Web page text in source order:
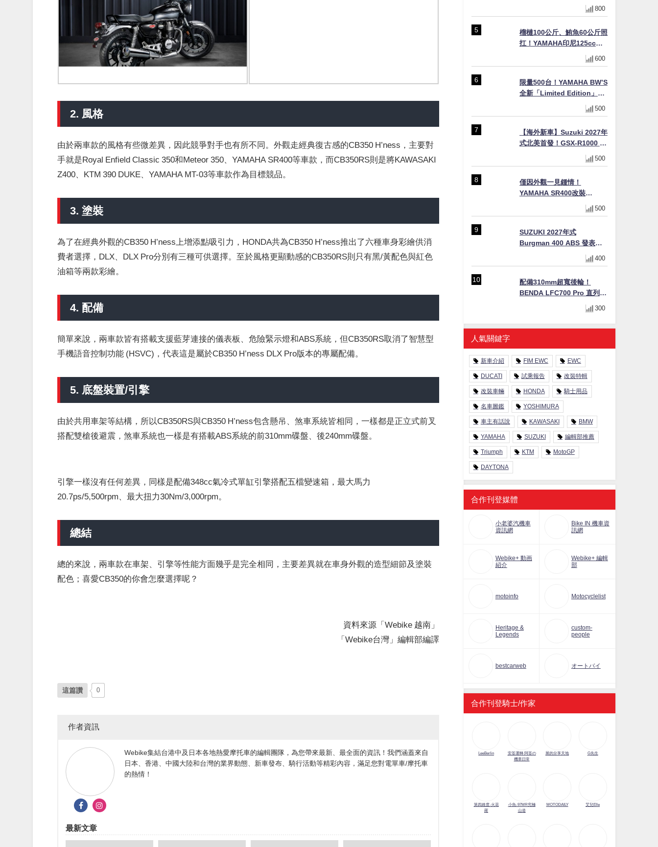
2. 風格
由於兩車款的風格有些微差異，因此競爭對手也有所不同。外觀走經典復古感的CB350 H’ness，主要對
手就是Royal Enfield Classic 350和Meteor 350、YAMAHA SR400等車款，而CB350RS則是將KAWASAKI
Z400、KTM 390 DUKE、YAMAHA MT-03等車款作為目標競品。
3. 塗裝
為了在經典外觀的CB350 H’ness上增添點吸引力，HONDA共為CB350 H’ness推出了六種車身彩繪供消
費者選擇，DLX、DLX Pro分別有三種可供選擇。至於風格更顯動感的CB350RS則只有黑/黃配色與紅色
油箱等兩款彩繪。
4. 配備
簡單來說，兩車款皆有搭載支援藍芽連接的儀表板、危險緊示燈和ABS系統，但CB350RS取消了智慧型
手機語音控制功能 (HSVC)，代表這是屬於CB350 H’ness DLX Pro版本的專屬配備。
5. 底盤裝置/引擎
由於共用車架等結構，所以CB350RS與CB350 H’ness包含懸吊、煞車系統皆相同，一樣都是正立式前叉
搭配雙槍後避震，煞車系統也一樣是有搭載ABS系統的前310mm碟盤、後240mm碟盤。
引擎一樣沒有任何差異，同樣是配備348cc氣冷式單缸引擎搭配五檔變速箱，最大馬力
20.7ps/5,500rpm、最大扭力30Nm/3,000rpm。
總結
總的來說，兩車款在車架、引擎等性能方面幾乎是完全相同，主要差異就在車身外觀的造型細節及塗裝
配色；喜愛CB350的你會怎麼選擇呢？
資料來源「Webike 越南」
「Webike台灣」編輯部編譯
這篇讚 0
作者資訊
Webike集結台港中及日本各地熱愛摩托車的編輯團隊，為您帶來最新、最全面的資訊！我們涵蓋來自
日本、香港、中國大陸和台灣的業界動態、新車發布、騎行活動等精彩內容，滿足您對電單車/摩托車
的熱情！
最新文章
展亮相，70 週年紀念版
YZF-R 系列限量追加販售
800
榴槤100公斤、鮪魚60公斤照
扛！YAMAHA印尼125cc速
克達Gear Ultima 2740公里
耐操實測
600
限量500台！YAMAHA BW’S
全新「Limited Edition」都
市探索限定色 GOOPiMADE
聯名包同步登場
500
【海外新車】Suzuki 2027年
式北美首發！GSX-R1000 40
週年紀念×SV-7GX新款跨界
車×RM-Z450 Ken Roczen
500
僅因外觀一見鍾情！
YAMAHA SR400改裝
Tracker風格｜ 女車主的機車
人生蛻變記
500
SUZUKI 2027年式
Burgman 400 ABS 發表！
8/18日本上市、支援E10汽油
售價98萬100日圓
400
配備310mm超寬後輪！
BENDA LFC700 Pro 直列四
缸巡航車挑戰歐洲市場
300
人氣關鍵字
新車介紹 FIM EWC EWC
DUCATI 試乘報告 改裝特輯
改裝車輛 HONDA 騎士用品
名車圖鑑 YOSHIMURA
車主有話說 KAWASAKI BMW
YAMAHA SUZUKI 編輯部推薦
Triumph KTM MotoGP
DAYTONA
合作刊登媒體
小老婆汽機車
資訊網
Bike IN 機車資
訊網
Webike+ 動画
紹介
Webike+ 編輯
部
motoinfo Motocyclelist
Heritage &
Legends
custom-
people
bestcarweb オートバイ
合作刊登騎士/作家
LeeBerlin
安筌運轉 阿筌の
機車日常
展的分享天地 G先生
第四維度-火花
羅
小魚-97MR究極
山道
MOTODAILY 艾兒Elle